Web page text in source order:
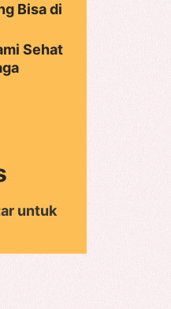
Bisa di
Sehat
untuk